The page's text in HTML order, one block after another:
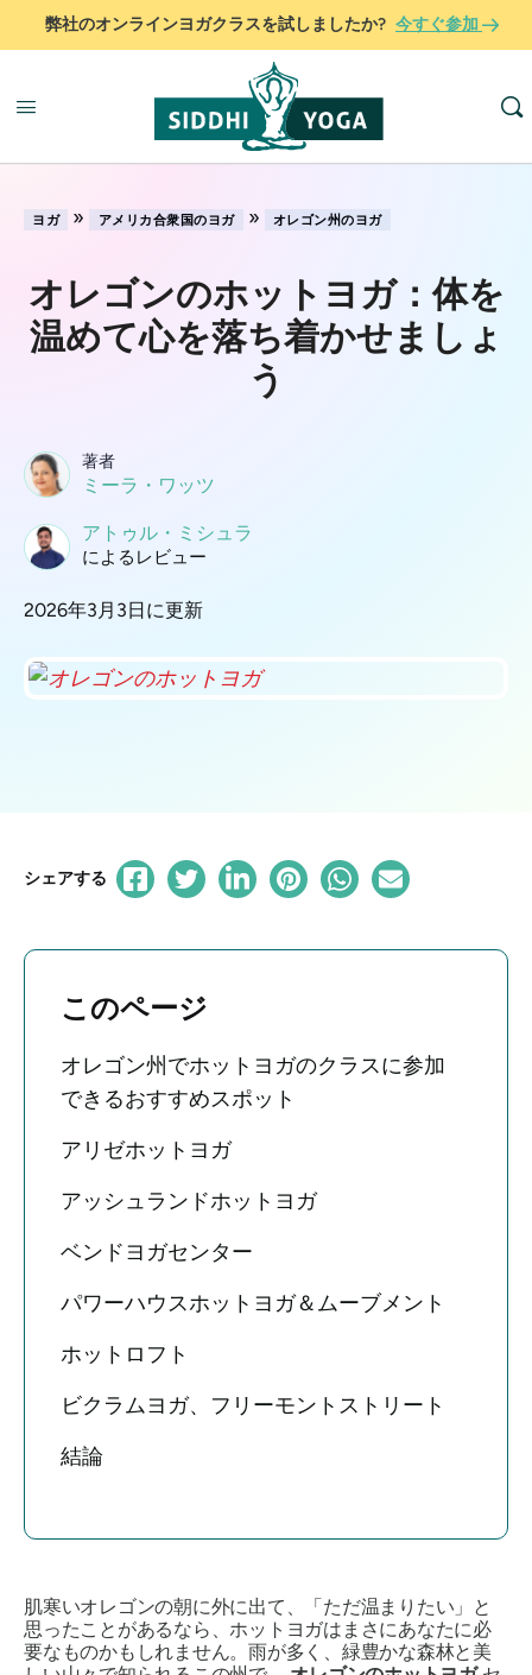
弊社のオンラインヨガクラスを試しましたか? 今すぐ参加
ヨガ » アメリカ合衆国のヨガ » オレゴン州のヨガ
オレゴンのホットヨガ：体を
温めて心を落ち着かせましょ
う
著者
ミーラ・ワッツ
アトゥル・ミシュラ
によるレビュー
2026年3月3日に更新
シェアする
このページ
オレゴン州でホットヨガのクラスに参加
できるおすすめスポット
アリゼホットヨガ
アッシュランドホットヨガ
ベンドヨガセンター
パワーハウスホットヨガ＆ムーブメント
ホットロフト
ビクラムヨガ、フリーモントストリート
結論
肌寒いオレゴンの朝に外に出て、「ただ温まりたい」と
思ったことがあるなら、ホットヨガはまさにあなたに必
要なものかもしれません。雨が多く、緑豊かな森林と美